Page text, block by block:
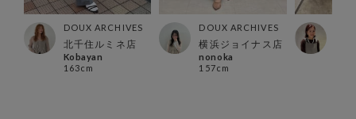
DOUX ARCHIVES
北千住ルミネ店
Kobayan
163cm
DOUX ARCHIVES
横浜ジョイナス店
nonoka
157cm